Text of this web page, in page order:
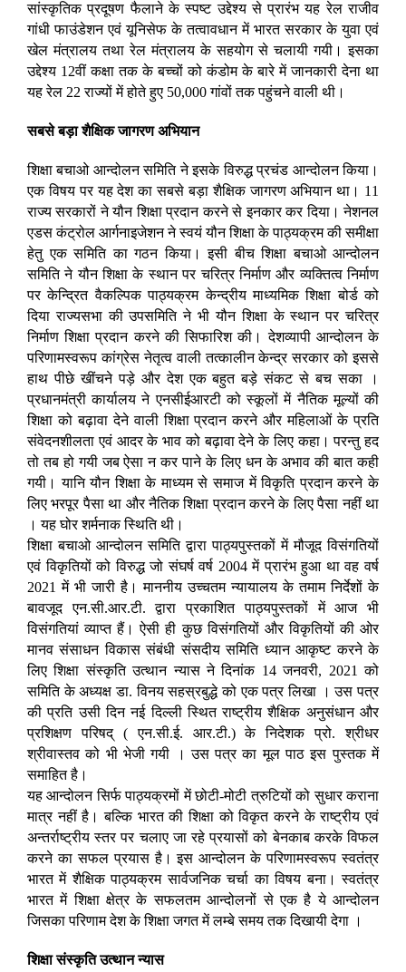
सांस्कृतिक प्रदूषण फैलाने के स्पष्ट उद्देश्य से प्रारंभ यह रेल राजीव
गांधी फाउंडेशन एवं यूनिसेफ के तत्वावधान में भारत सरकार के युवा एवं
खेल मंत्रालय तथा रेल मंत्रालय के सहयोग से चलायी गयी। इसका
उद्देश्य 12वीं कक्षा तक के बच्चों को कंडोम के बारे में जानकारी देना था
यह रेल 22 राज्यों में होते हुए 50,000 गांवों तक पहुंचने वाली थी।
सबसे बड़ा शैक्षिक जागरण अभियान
शिक्षा बचाओ आन्दोलन समिति ने इसके विरुद्ध प्रचंड आन्दोलन किया।
एक विषय पर यह देश का सबसे बड़ा शैक्षिक जागरण अभियान था। 11
राज्य सरकारों ने यौन शिक्षा प्रदान करने से इनकार कर दिया। नेशनल
एडस कंट्रोल आर्गनाइजेशन ने स्वयं यौन शिक्षा के पाठ्यक्रम की समीक्षा
हेतु एक समिति का गठन किया। इसी बीच शिक्षा बचाओ आन्दोलन
समिति ने यौन शिक्षा के स्थान पर चरित्र निर्माण और व्यक्तित्व निर्माण
पर केन्द्रित वैकल्पिक पाठ्यक्रम केन्द्रीय माध्यमिक शिक्षा बोर्ड को
दिया राज्यसभा की उपसमिति ने भी यौन शिक्षा के स्थान पर चरित्र
निर्माण शिक्षा प्रदान करने की सिफारिश की। देशव्यापी आन्दोलन के
परिणामस्वरूप कांग्रेस नेतृत्व वाली तत्कालीन केन्द्र सरकार को इससे
हाथ पीछे खींचने पड़े और देश एक बहुत बड़े संकट से बच सका ।
प्रधानमंत्री कार्यालय ने एनसीईआरटी को स्कूलों में नैतिक मूल्यों की
शिक्षा को बढ़ावा देने वाली शिक्षा प्रदान करने और महिलाओं के प्रति
संवेदनशीलता एवं आदर के भाव को बढ़ावा देने के लिए कहा। परन्तु हद
तो तब हो गयी जब ऐसा न कर पाने के लिए धन के अभाव की बात कही
गयी। यानि यौन शिक्षा के माध्यम से समाज में विकृति प्रदान करने के
लिए भरपूर पैसा था और नैतिक शिक्षा प्रदान करने के लिए पैसा नहीं था
। यह घोर शर्मनाक स्थिति थी।
शिक्षा बचाओ आन्दोलन समिति द्वारा पाठ्यपुस्तकों में मौजूद विसंगतियों
एवं विकृतियों को विरुद्ध जो संघर्ष वर्ष 2004 में प्रारंभ हुआ था वह वर्ष
2021 में भी जारी है। माननीय उच्चतम न्यायालय के तमाम निर्देशों के
बावजूद एन.सी.आर.टी. द्वारा प्रकाशित पाठ्यपुस्तकों में आज भी
विसंगतियां व्याप्त हैं। ऐसी ही कुछ विसंगतियों और विकृतियों की ओर
मानव संसाधन विकास संबंधी संसदीय समिति ध्यान आकृष्ट करने के
लिए शिक्षा संस्कृति उत्थान न्यास ने दिनांक 14 जनवरी, 2021 को
समिति के अध्यक्ष डा. विनय सहस्रबुद्धे को एक पत्र लिखा । उस पत्र
की प्रति उसी दिन नई दिल्ली स्थित राष्ट्रीय शैक्षिक अनुसंधान और
प्रशिक्षण परिषद् ( एन.सी.ई. आर.टी.) के निदेशक प्रो. श्रीधर
श्रीवास्तव को भी भेजी गयी । उस पत्र का मूल पाठ इस पुस्तक में
समाहित है।
यह आन्दोलन सिर्फ पाठ्यक्रमों में छोटी-मोटी त्रुटियों को सुधार कराना
मात्र नहीं है। बल्कि भारत की शिक्षा को विकृत करने के राष्ट्रीय एवं
अन्तर्राष्ट्रीय स्तर पर चलाए जा रहे प्रयासों को बेनकाब करके विफल
करने का सफल प्रयास है। इस आन्दोलन के परिणामस्वरूप स्वतंत्र
भारत में शैक्षिक पाठ्यक्रम सार्वजनिक चर्चा का विषय बना। स्वतंत्र
भारत में शिक्षा क्षेत्र के सफलतम आन्दोलनों से एक है ये आन्दोलन
जिसका परिणाम देश के शिक्षा जगत में लम्बे समय तक दिखायी देगा ।
शिक्षा संस्कृति उत्थान न्यास